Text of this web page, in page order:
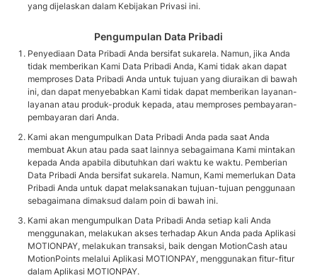
yang dijelaskan dalam Kebijakan Privasi ini.
Pengumpulan Data Pribadi
Penyediaan Data Pribadi Anda bersifat sukarela. Namun, jika Anda
tidak memberikan Kami Data Pribadi Anda, Kami tidak akan dapat
memproses Data Pribadi Anda untuk tujuan yang diuraikan di bawah
ini, dan dapat menyebabkan Kami tidak dapat memberikan layanan-
layanan atau produk-produk kepada, atau memproses pembayaran-
pembayaran dari Anda.
Kami akan mengumpulkan Data Pribadi Anda pada saat Anda
membuat Akun atau pada saat lainnya sebagaimana Kami mintakan
kepada Anda apabila dibutuhkan dari waktu ke waktu. Pemberian
Data Pribadi Anda bersifat sukarela. Namun, Kami memerlukan Data
Pribadi Anda untuk dapat melaksanakan tujuan-tujuan penggunaan
sebagaimana dimaksud dalam poin di bawah ini.
Kami akan mengumpulkan Data Pribadi Anda setiap kali Anda
menggunakan, melakukan akses terhadap Akun Anda pada Aplikasi
MOTIONPAY, melakukan transaksi, baik dengan MotionCash atau
MotionPoints melalui Aplikasi MOTIONPAY, menggunakan fitur-fitur
dalam Aplikasi MOTIONPAY.